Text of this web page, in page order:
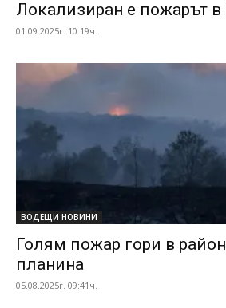
Локализиран е пожарът
01.09.2025г. 10:19ч.
ВОДЕЩИ НОВИНИ
Голям пожар гори в
планина
05.08.2025г. 09:41ч.